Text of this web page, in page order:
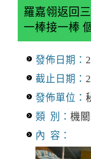
羅嘉翎返回
一棒接一棒
發佈日期：
截止日期：
發佈單位：
類 別： 機
內 容：